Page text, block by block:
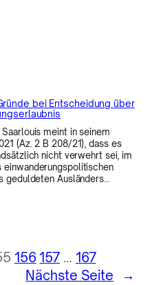
bei Entscheidung über
meint in seinem
(Az. 2 B 208/21), dass es
nicht verwehrt sei, im
einwanderungspolitischen
geduldeten Ausländers…
156 157 … 167
Nächste Seite
→